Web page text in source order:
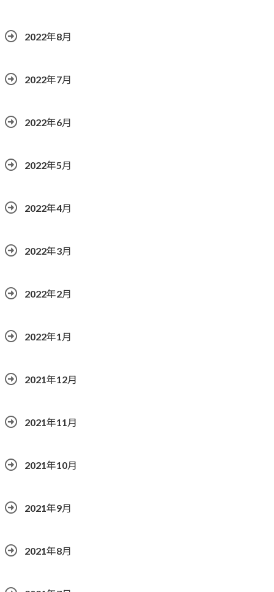
2022年8月
2022年7月
2022年6月
2022年5月
2022年4月
2022年3月
2022年2月
2022年1月
2021年12月
2021年11月
2021年10月
2021年9月
2021年8月